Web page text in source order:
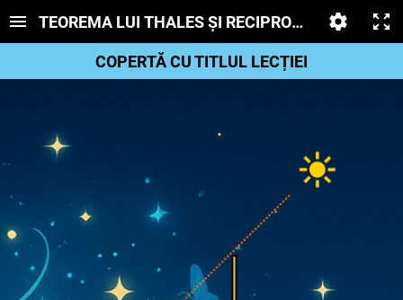
TEOREMA LUI THALES ȘI RECIPROCA EI
COPERTĂ CU TITLUL LECȚIEI